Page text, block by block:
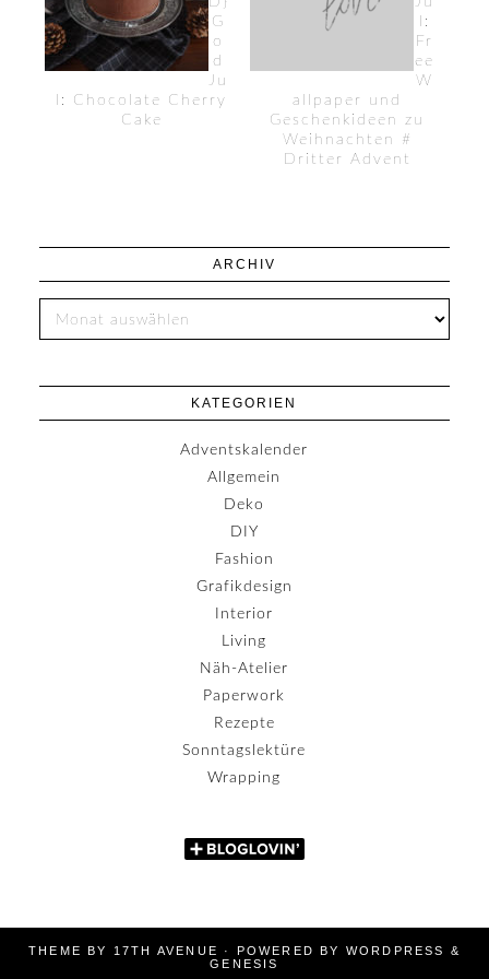
G
o
d
Ju
l: Chocolate Cherry
Cake
l:
Fr
ee
W
allpaper und
Geschenkideen zu
Weihnachten #
Dritter Advent
ARCHIV
KATEGORIEN
Adventskalender
Allgemein
Deko
DIY
Fashion
Grafikdesign
Interior
Living
Näh-Atelier
Paperwork
Rezepte
Sonntagslektüre
Wrapping
THEME BY 17TH AVENUE · POWERED BY WORDPRESS
&
GENESIS